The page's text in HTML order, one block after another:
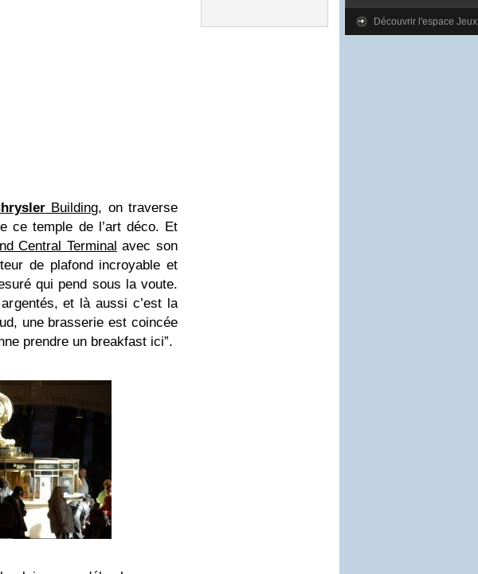
Building, on traverse
ce temple de l’art déco. Et
Central Terminal avec son
de plafond incroyable et
qui pend sous la voute.
et là aussi c’est la
une brasserie est coincée
prendre un breakfast ici”.
Découvrir l'espace Jeux